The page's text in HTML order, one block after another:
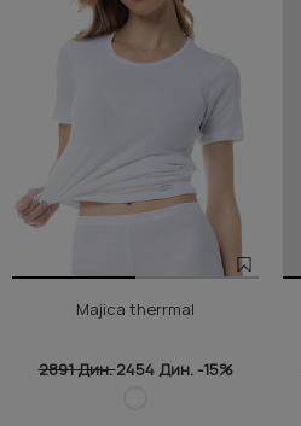
Majica therrmal
2891 Дин.2454 Дин. -15%